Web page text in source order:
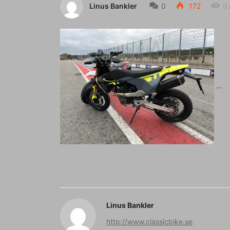
Linus Bankler 0 172 0
Linus Bankler
http://www.classicbike.se